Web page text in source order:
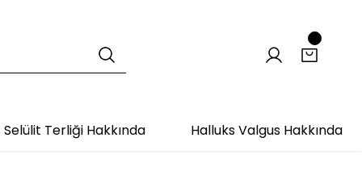
Selülit Terliği Hakkında Halluks Valgus Hakkında